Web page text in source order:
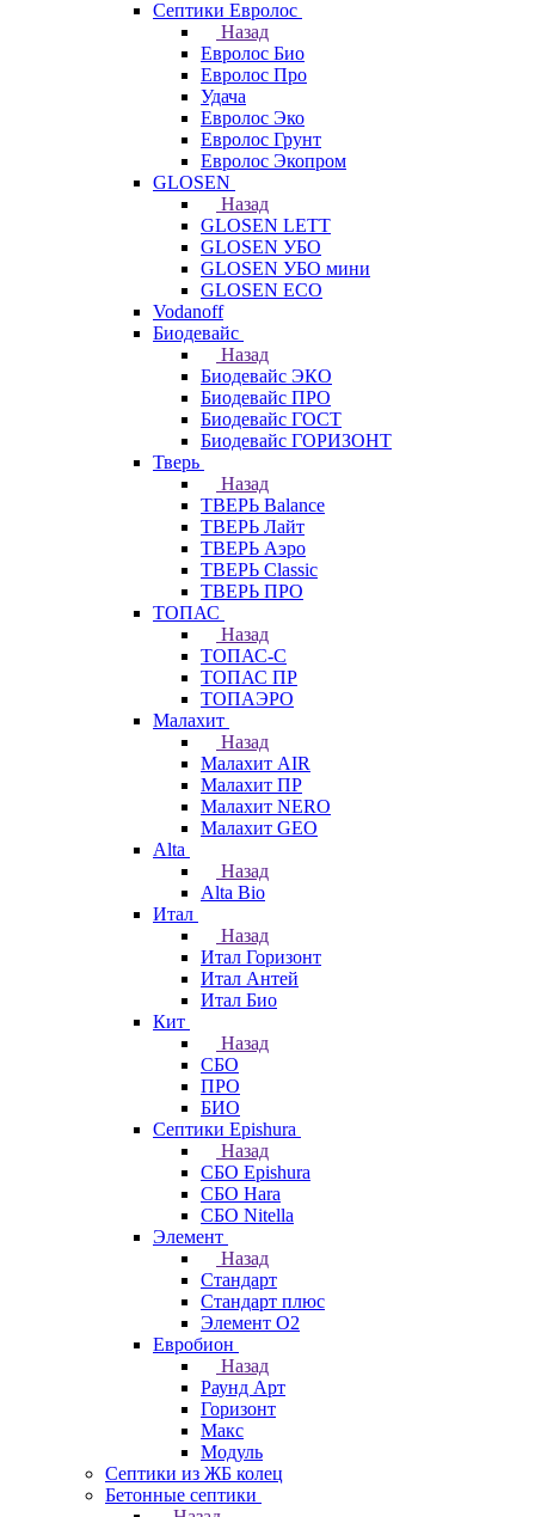
Септики Евролос
Назад
Евролос Био
Евролос Про
Удача
Евролос Эко
Евролос Грунт
Евролос Экопром
GLOSEN
Назад
GLOSEN LETT
GLOSEN УБО
GLOSEN УБО мини
GLOSEN ECO
Vodanoff
Биодевайс
Назад
Биодевайс ЭКО
Биодевайс ПРО
Биодевайс ГОСТ
Биодевайс ГОРИЗОНТ
Тверь
Назад
ТВЕРЬ Balance
ТВЕРЬ Лайт
ТВЕРЬ Аэро
ТВЕРЬ Classic
ТВЕРЬ ПРО
ТОПАС
Назад
ТОПАС-С
ТОПАС ПР
ТОПАЭРО
Малахит
Назад
Малахит AIR
Малахит ПР
Малахит NERO
Малахит GEO
Alta
Назад
Alta Bio
Итал
Назад
Итал Горизонт
Итал Антей
Итал Био
Кит
Назад
СБО
ПРО
БИО
Септики Epishura
Назад
СБО Epishura
СБО Hara
СБО Nitella
Элемент
Назад
Стандарт
Стандарт плюс
Элемент О2
Евробион
Назад
Раунд Арт
Горизонт
Макс
Модуль
Септики из ЖБ колец
Бетонные септики